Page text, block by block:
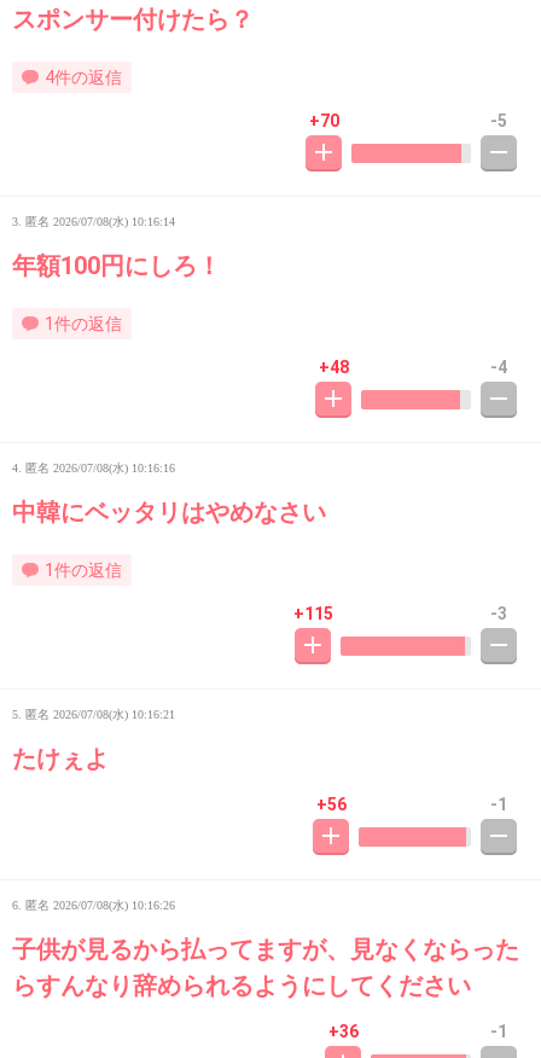
スポンサー付けたら？
4件の返信
+70 -5
3. 匿名 2026/07/08(水) 10:16:14
年額100円にしろ！
1件の返信
+48 -4
4. 匿名 2026/07/08(水) 10:16:16
中韓にベッタリはやめなさい
1件の返信
+115 -3
5. 匿名 2026/07/08(水) 10:16:21
たけぇよ
+56 -1
6. 匿名 2026/07/08(水) 10:16:26
子供が見るから払ってますが、見なくならった
らすんなり辞められるようにしてください
+36 -1